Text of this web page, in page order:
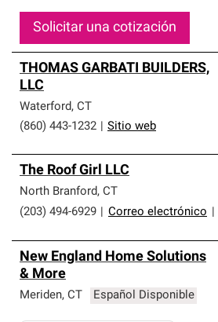
Solicitar una cotización
THOMAS GARBATI BUILDERS,
LLC
Waterford, CT
(860) 443-1232
Sitio web
The Roof Girl LLC
North Branford, CT
(203) 494-6929
Correo electrónico
New England Home Solutions
& More
Meriden, CT Español Disponible